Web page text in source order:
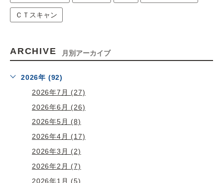
ＣＴスキャン
ARCHIVE 月別アーカイブ
2026年 (92)
2026年7月 (27)
2026年6月 (26)
2026年5月 (8)
2026年4月 (17)
2026年3月 (2)
2026年2月 (7)
2026年1月 (5)